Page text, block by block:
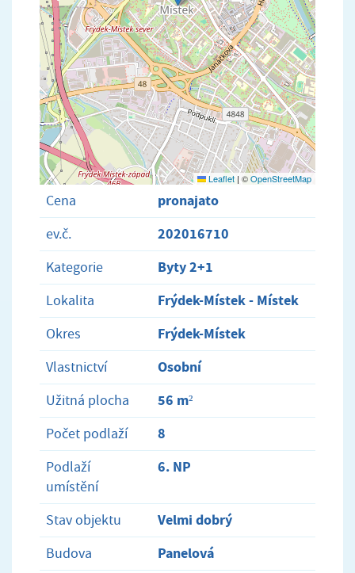
Leaflet | ©OpenStreetMap
Cena pronajato
ev.č. 202016710
Kategorie Byty 2+1
Lokalita Frýdek-Místek - Místek
Okres Frýdek-Místek
Vlastnictví Osobní
Užitná plocha 56 m²
Počet podlaží 8
Podlaží
umístění
6. NP
Stav objektu Velmi dobrý
Budova Panelová